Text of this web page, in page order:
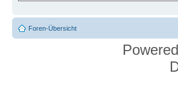
Foren-Übersicht